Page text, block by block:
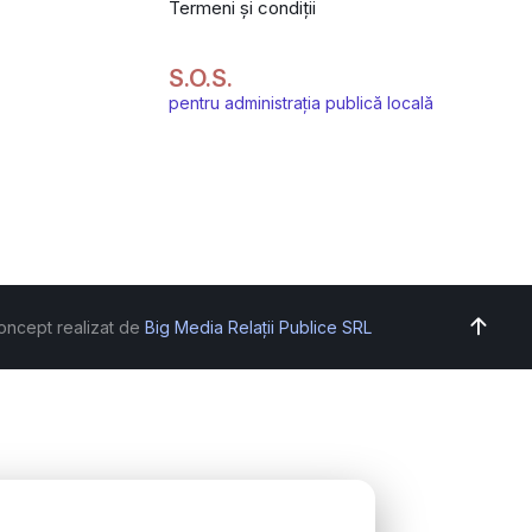
Termeni și condiții
S.O.S.
pentru administrația publică locală
realizat de Big Media Relații Publice SRL